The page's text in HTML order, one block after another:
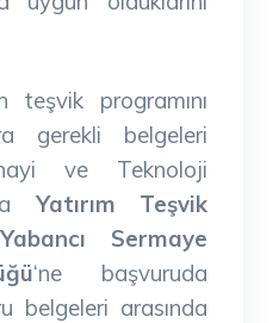
teşvik programını
gerekli belgeleri
ve Teknoloji
Yatırım Teşvik
Sermaye
‘ne başvuruda
belgeleri arasında